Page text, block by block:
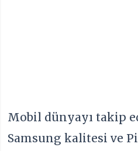
Mobil dünyayı takip
Samsung kalitesi ve